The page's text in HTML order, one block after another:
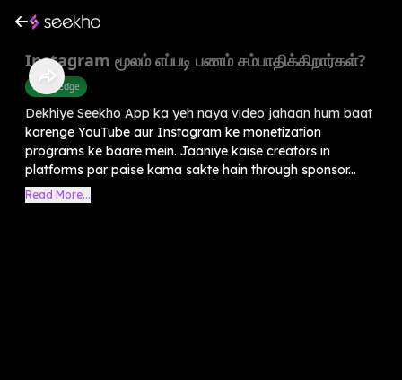
Instagram மூலம் எப்படி பணம் சம்பாதிக்கிறார்கள்?
Knowledge
Dekhiye Seekho App ka yeh naya video jahaan hum baat
karenge YouTube aur Instagram ke monetization
programs ke baare mein. Jaaniye kaise creators in
platforms par paise kama sakte hain through sponsor...
Read More...